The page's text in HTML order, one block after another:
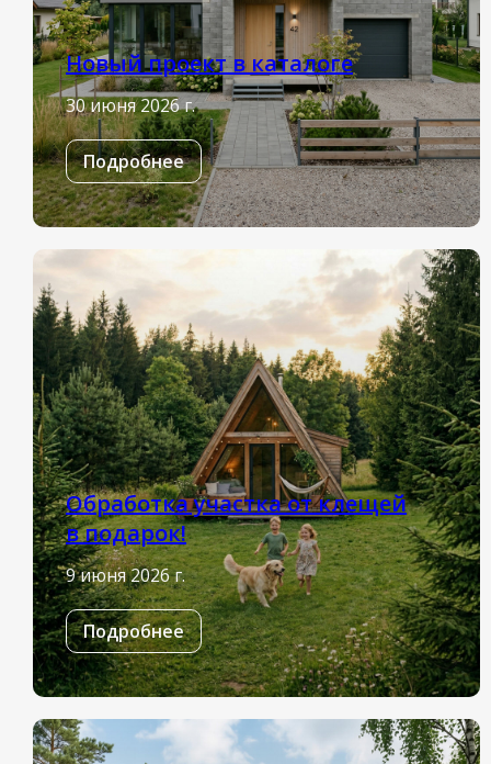
Новый проект в каталоге
30 июня 2026 г.
Подробнее
Обработка участка от клещей
в подарок!
9 июня 2026 г.
Подробнее